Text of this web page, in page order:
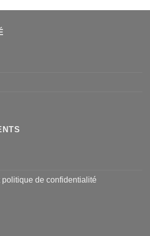
de confidentialité